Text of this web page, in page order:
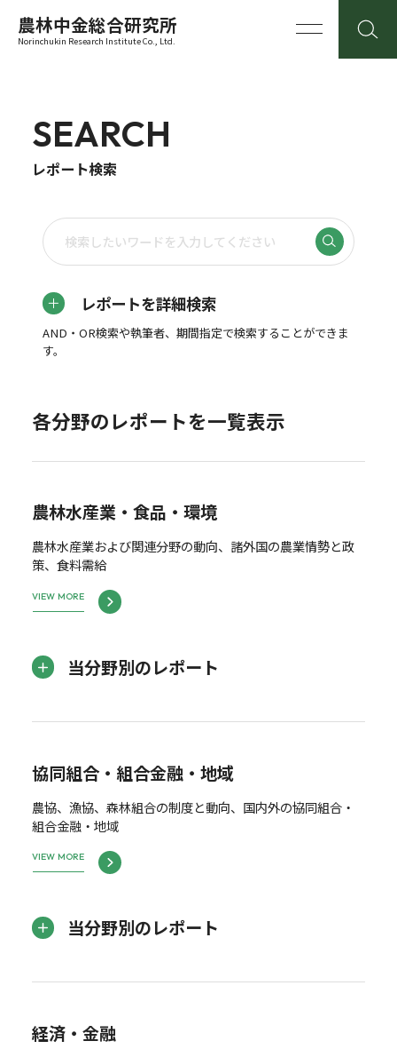
農林中金総合研究所
Norinchukin Research Institute Co., Ltd.
SEARCH
レポート検索
レポートを詳細検索
AND・OR検索や執筆者、期間指定で検索することができま
す。
各分野のレポートを一覧表示
農林水産業・食品・環境
農林水産業および関連分野の動向、諸外国の農業情勢と政
策、食料需給
VIEW MORE
当分野別のレポート
協同組合・組合金融・地域
農協、漁協、森林組合の制度と動向、国内外の協同組合・
組合金融・地域
VIEW MORE
当分野別のレポート
経済・金融